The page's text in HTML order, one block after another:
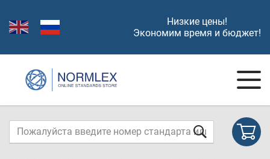
Низкие цены!
Экономим время и бюджет!